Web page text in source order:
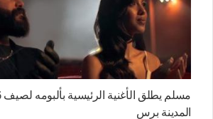
المدينة برس